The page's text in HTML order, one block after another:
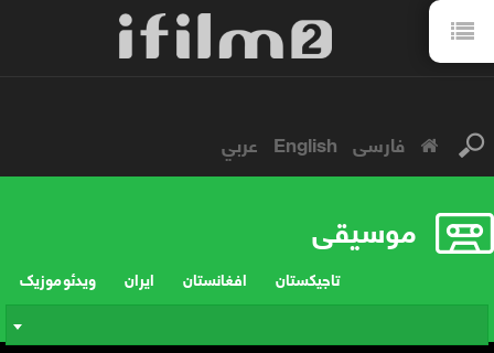
فارسی English عربي
موسیقی
ویدئو موزیک ایران افغانستان تاجیکستان